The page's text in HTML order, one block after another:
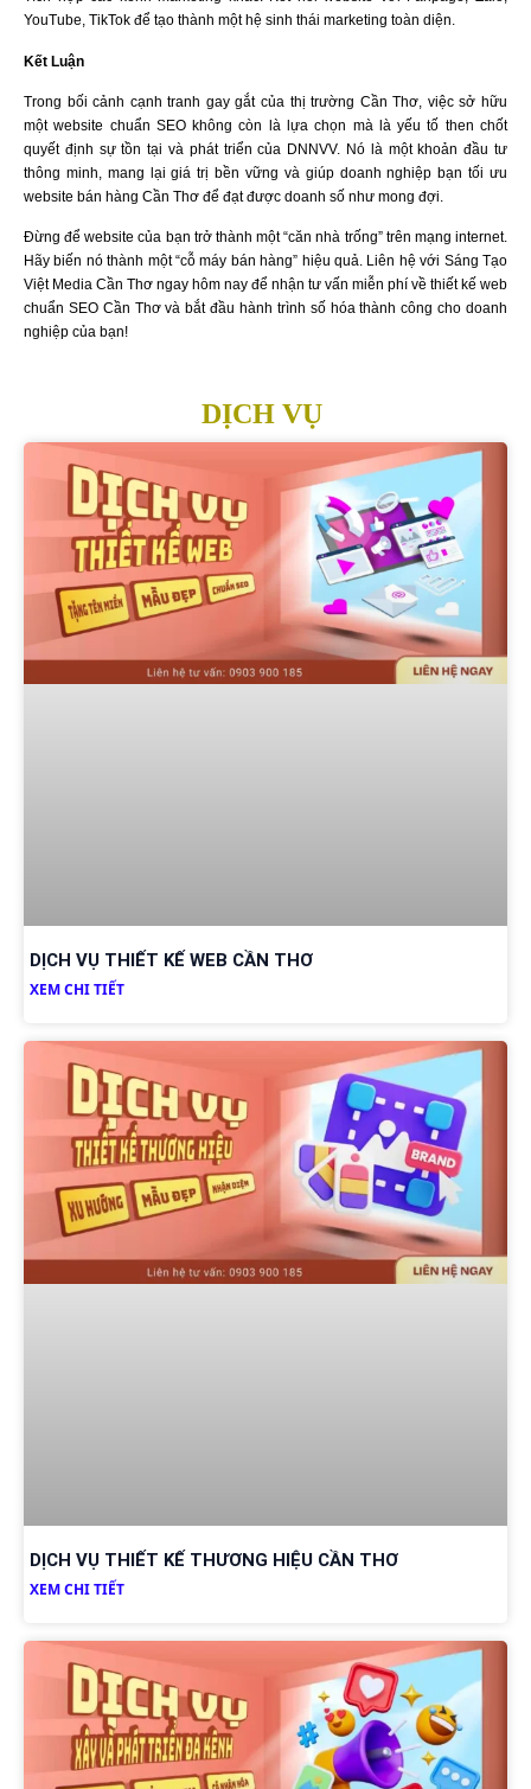
YouTube, TikTok để tạo thành một hệ sinh thái marketing toàn diện.
Kết Luận
Trong bối cảnh cạnh tranh gay gắt của thị trường Cần Thơ, việc sở hữu
một website chuẩn SEO không còn là lựa chọn mà là yếu tố then chốt
quyết định sự tồn tại và phát triển của DNNVV. Nó là một khoản đầu tư
thông minh, mang lại giá trị bền vững và giúp doanh nghiệp bạn tối ưu
website bán hàng Cần Thơ để đạt được doanh số như mong đợi.
Đừng để website của bạn trở thành một “căn nhà trống” trên mạng internet.
Hãy biến nó thành một “cỗ máy bán hàng” hiệu quả. Liên hệ với Sáng Tạo
Việt Media Cần Thơ ngay hôm nay để nhận tư vấn miễn phí về thiết kế web
chuẩn SEO Cần Thơ và bắt đầu hành trình số hóa thành công cho doanh
nghiệp của bạn!
DỊCH VỤ
DỊCH VỤ THIẾT KẾ WEB CẦN THƠ
XEM CHI TIẾT
DỊCH VỤ THIẾT KẾ THƯƠNG HIỆU CẦN THƠ
XEM CHI TIẾT